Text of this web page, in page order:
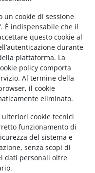
un cookie di sessione
È indispensabile che il
questo cookie al
durante
piattaforma. La
policy comporta
Al termine della
il cookie
eliminato.
cookie tecnici
funzionamento di
del sistema e
senza scopi di
dati personali oltre